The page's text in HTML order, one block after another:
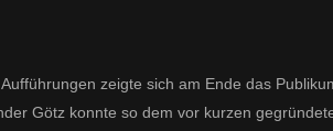
zeigte sich am Ende das
Götz konnte so dem vor kurzen